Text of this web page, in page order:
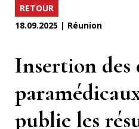
RETOUR
18.09.2025 | Réunion
Insertion des
publie les